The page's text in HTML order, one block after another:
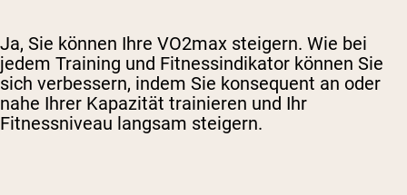
Ja, Sie können Ihre VO2max steigern. Wie bei
jedem Training und Fitnessindikator können Sie
sich verbessern, indem Sie konsequent an oder
nahe Ihrer Kapazität trainieren und Ihr
Fitnessniveau langsam steigern.